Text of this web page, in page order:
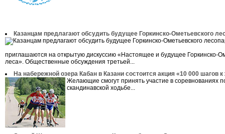
Казанцам предлагают обсудить будущее Горкинско-Ометьевского
приглашаются на открытую дискуссию «Настоящее и будущее Горкинско-
леса». Общественные обсуждения третьей...
На набережной озера Кабан в Казани состоится акция «10 000 шагов
Желающие смогут принять участие в соревнованиях
скандинавской ходьбе...